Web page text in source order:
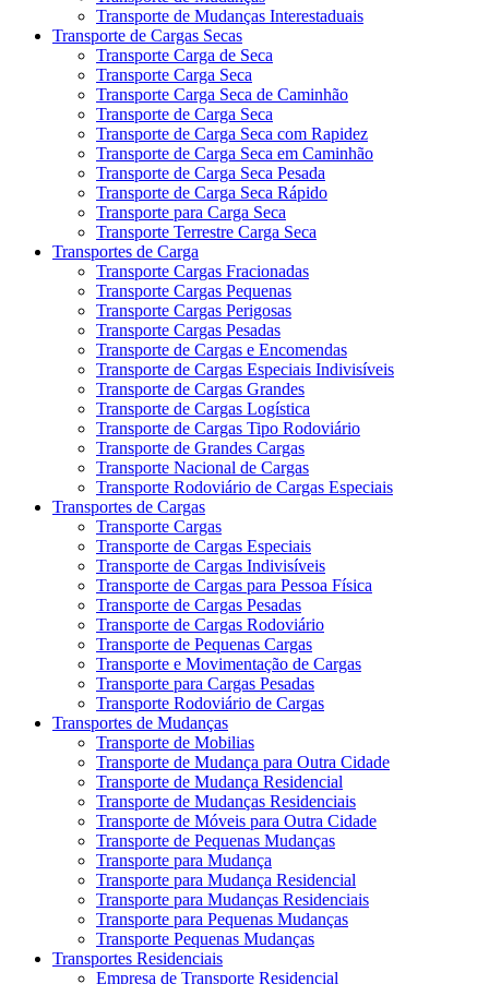
Transporte de Mudanças Interestaduais
Transporte de Cargas Secas
Transporte Carga de Seca
Transporte Carga Seca
Transporte Carga Seca de Caminhão
Transporte de Carga Seca
Transporte de Carga Seca com Rapidez
Transporte de Carga Seca em Caminhão
Transporte de Carga Seca Pesada
Transporte de Carga Seca Rápido
Transporte para Carga Seca
Transporte Terrestre Carga Seca
Transportes de Carga
Transporte Cargas Fracionadas
Transporte Cargas Pequenas
Transporte Cargas Perigosas
Transporte Cargas Pesadas
Transporte de Cargas e Encomendas
Transporte de Cargas Especiais Indivisíveis
Transporte de Cargas Grandes
Transporte de Cargas Logística
Transporte de Cargas Tipo Rodoviário
Transporte de Grandes Cargas
Transporte Nacional de Cargas
Transporte Rodoviário de Cargas Especiais
Transportes de Cargas
Transporte Cargas
Transporte de Cargas Especiais
Transporte de Cargas Indivisíveis
Transporte de Cargas para Pessoa Física
Transporte de Cargas Pesadas
Transporte de Cargas Rodoviário
Transporte de Pequenas Cargas
Transporte e Movimentação de Cargas
Transporte para Cargas Pesadas
Transporte Rodoviário de Cargas
Transportes de Mudanças
Transporte de Mobilias
Transporte de Mudança para Outra Cidade
Transporte de Mudança Residencial
Transporte de Mudanças Residenciais
Transporte de Móveis para Outra Cidade
Transporte de Pequenas Mudanças
Transporte para Mudança
Transporte para Mudança Residencial
Transporte para Mudanças Residenciais
Transporte para Pequenas Mudanças
Transporte Pequenas Mudanças
Transportes Residenciais
Empresa de Transporte Residencial